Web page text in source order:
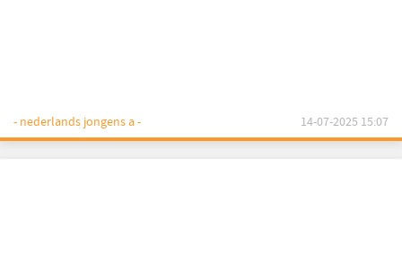
- nederlands jongens a - 14-07-2025 15:07